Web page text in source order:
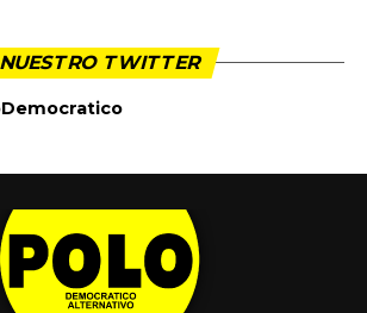
NUESTRO TWITTER